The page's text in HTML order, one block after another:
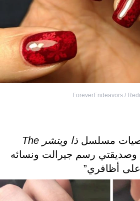
ForeverEndeavors /
مسلسل
ذا ويتشر The
وصديقتي رسم جيرالت ونسائه
على أظافري”